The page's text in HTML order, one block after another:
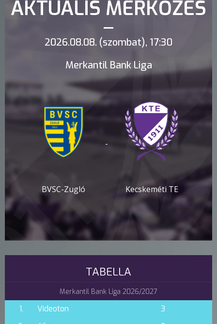
AKTUÁLIS MÉRKŐZÉS
2026.08.08. (szombat), 17:30
Merkantil Bank Liga
BVSC-Zugló
-
Kecskeméti TE
TABELLA
Merkantil Bank Liga 2026/2027
1. Videoton
3